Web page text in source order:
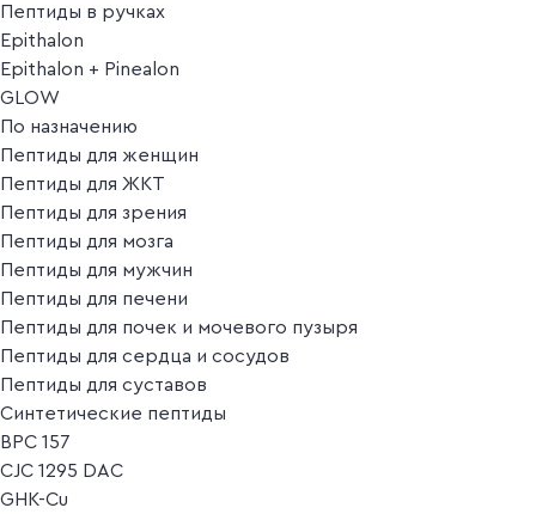
Пептиды в ручках
Epithalon
Epithalon + Pinealon
GLOW
По назначению
Пептиды для женщин
Пептиды для ЖКТ
Пептиды для зрения
Пептиды для мозга
Пептиды для мужчин
Пептиды для печени
Пептиды для почек и мочевого пузыря
Пептиды для сердца и сосудов
Пептиды для суставов
Синтетические пептиды
BPC 157
CJC 1295 DAC
GHK-Cu